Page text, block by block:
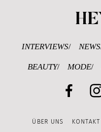
INTERVIEWS NEWS
BEAUTY MODE
ÜBER UNS KONTAKT